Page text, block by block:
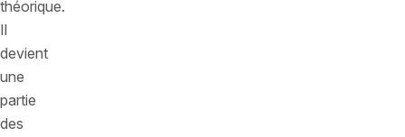
théorique.
Il
devient
une
partie
des